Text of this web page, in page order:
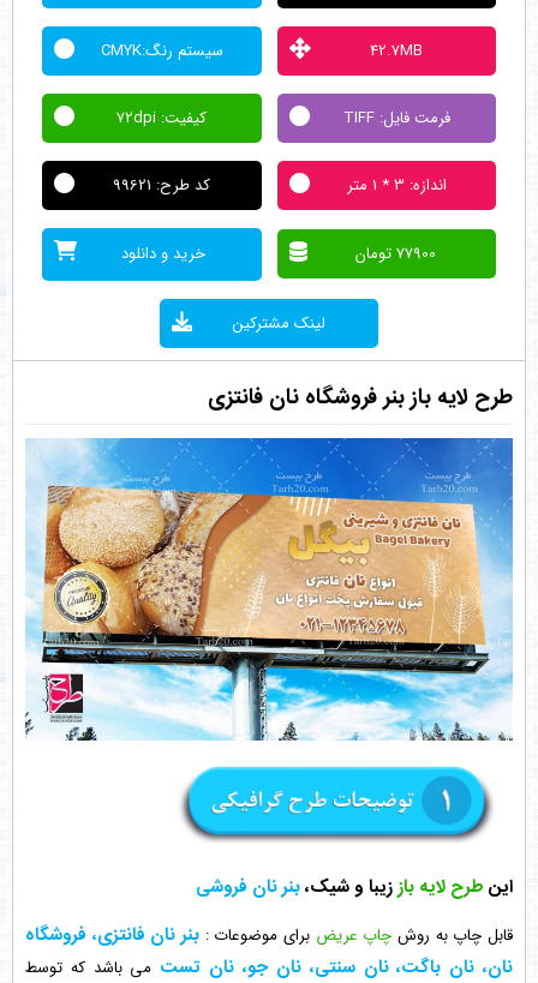
42.7MB سیستم رنگ:CMYK
فرمت فایل: TIFF کیفیت: 72dpi
اندازه: 3 * 1 متر کد طرح: 99621
77900 تومان خرید و دانلود
لینک مشترکین
طرح لایه باز بنر فروشگاه نان فانتزی
این طرح لایه باز زیبا و شیک،بنر نان فروشی
قابل چاپ به روش چاپ عریض برای موضوعات : بنر نان فانتزی، فروشگاه
نان، نان باگت، نان سنتی، نان جو، نان تست می باشد که توسط